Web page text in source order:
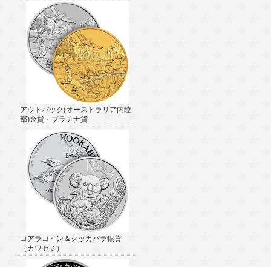
アウトバック(オーストラリア内陸
部)金貨・プラチナ貨
コアラコイン＆クッカバラ銀貨
（カワセミ）